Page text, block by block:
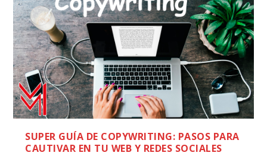
SUPER GUÍA DE COPYWRITING: PASOS PARA
CAUTIVAR EN TU WEB Y REDES SOCIALES